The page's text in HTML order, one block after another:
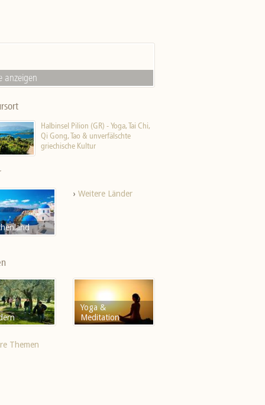
anzeigen
Halbinsel Pilion (GR) - Yoga, Tai Chi,
Qi Gong, Tao & unverfälschte
griechische Kultur
›Weitere Länder
Yoga &
Meditation
Themen